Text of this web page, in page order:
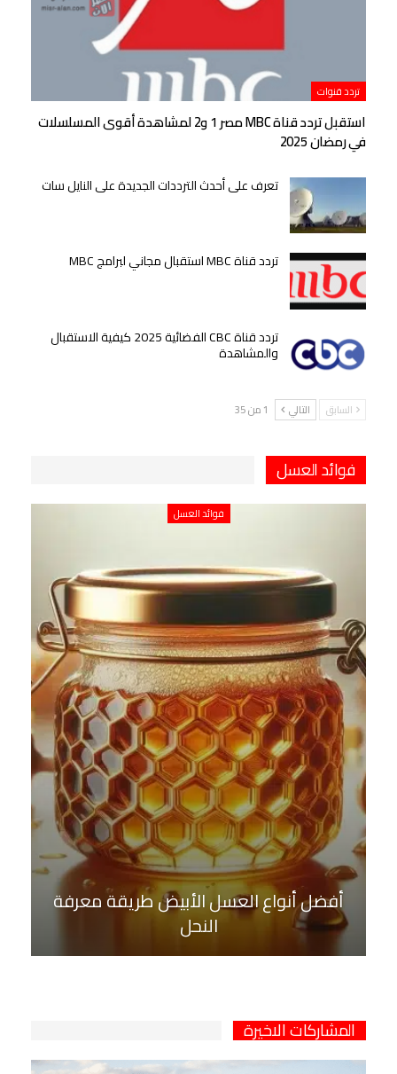
تردد قنوات
استقبل تردد قناة MBC مصر 1 و2 لمشاهدة أقوى المسلسلات
في رمضان 2025
تعرف على أحدث الترددات الجديدة على النايل سات
تردد قناة MBC استقبال مجاني لبرامج MBC
تردد قناة CBC الفضائية 2025 كيفية الاستقبال
والمشاهدة
السابق التالي 1 من 35
فوائد العسل
فوائد العسل
أفضل أنواع العسل الأبيض طريقة معرفة
النحل
المشاركات الاخيرة